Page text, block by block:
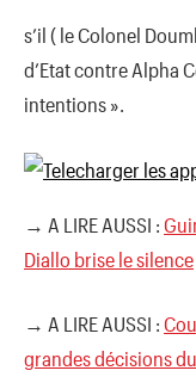
s’il ( le Colonel
d’Etat contre Alpha
intentions ».
→ A LIRE AUSSI :
Diallo brise le silence
→ A LIRE AUSSI :
grandes décisions